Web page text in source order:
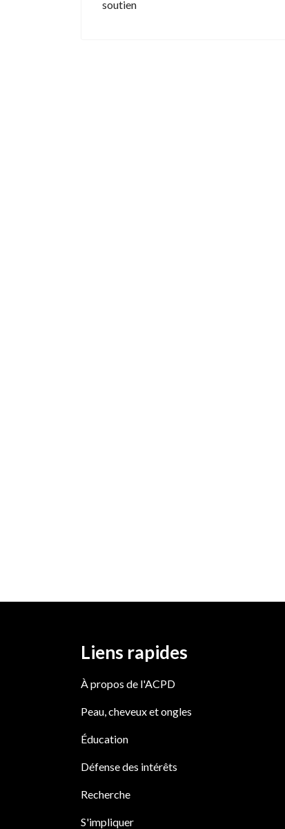
soutien
Liens rapides
À propos de l'ACPD
Peau, cheveux et ongles
Éducation
Défense des intérêts
Recherche
S'impliquer